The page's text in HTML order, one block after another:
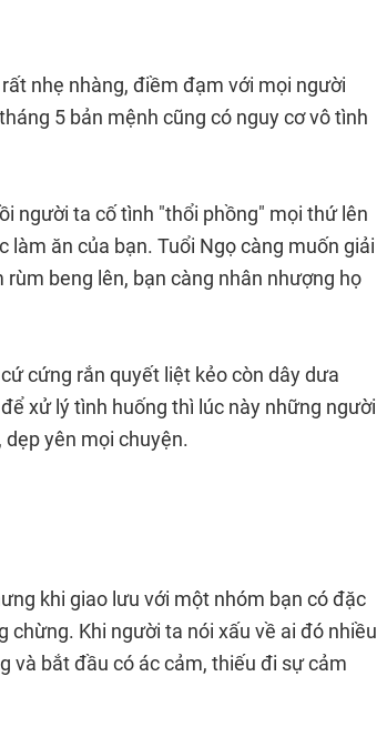
nhẹ nhàng, điềm đạm với mọi người
5 bản mệnh cũng có nguy cơ vô tình
người ta cố tình "thổi phồng" mọi thứ lên
làm ăn của bạn. Tuổi Ngọ càng muốn giải
beng lên, bạn càng nhân nhượng họ
cứng rắn quyết liệt kẻo còn dây dưa
xử lý tình huống thì lúc này những người
yên mọi chuyện.
khi giao lưu với một nhóm bạn có đặc
chừng. Khi người ta nói xấu về ai đó nhiều
và bắt đầu có ác cảm, thiếu đi sự cảm